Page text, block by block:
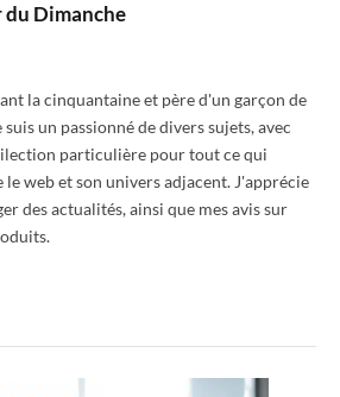
du Dimanche
la cinquantaine et père d'un garçon de
suis un passionné de divers sujets, avec
particulière pour tout ce qui
le web et son univers adjacent. J'apprécie
des actualités, ainsi que mes avis sur